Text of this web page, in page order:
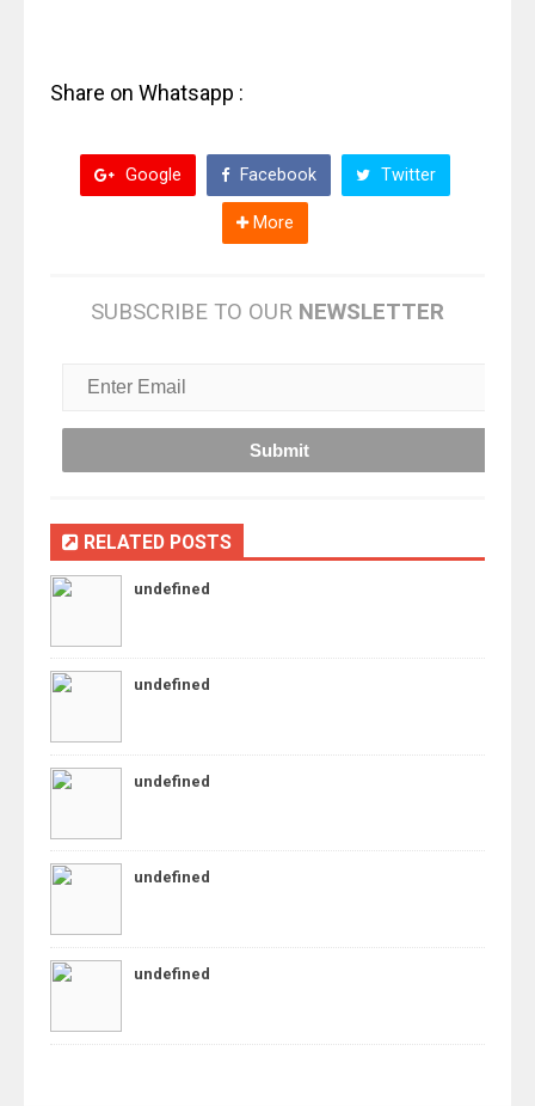
Share on Whatsapp :
Google Facebook Twitter
More
SUBSCRIBE TO OUR NEWSLETTER
RELATED POSTS
undefined
undefined
undefined
undefined
undefined